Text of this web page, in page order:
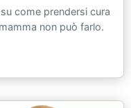
come prendersi cura
non può farlo.